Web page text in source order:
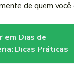
de quem você
em Dias de
Dicas Práticas